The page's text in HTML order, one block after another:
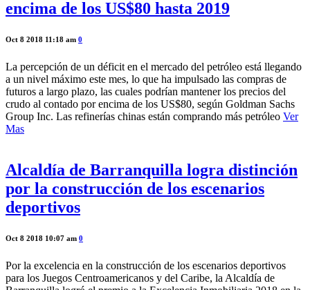
encima de los US$80 hasta 2019
Oct 8 2018 11:18 am 0
La percepción de un déficit en el mercado del petróleo está llegando
a un nivel máximo este mes, lo que ha impulsado las compras de
futuros a largo plazo, las cuales podrían mantener los precios del
crudo al contado por encima de los US$80, según Goldman Sachs
Group Inc. Las refinerías chinas están comprando más petróleo Ver
Mas
Alcaldía de Barranquilla logra distinción
por la construcción de los escenarios
deportivos
Oct 8 2018 10:07 am 0
Por la excelencia en la construcción de los escenarios deportivos
para los Juegos Centroamericanos y del Caribe, la Alcaldía de